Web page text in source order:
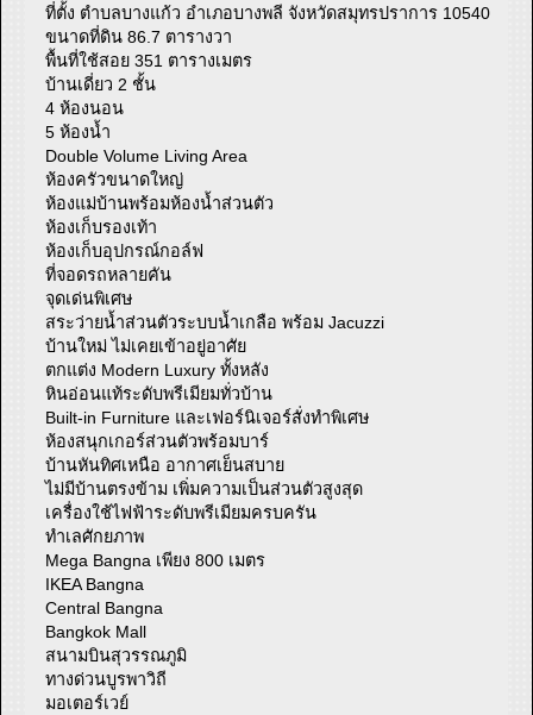
ที่ตั้ง ตำบลบางแก้ว อำเภอบางพลี จังหวัดสมุทรปราการ 10540
ขนาดที่ดิน 86.7 ตารางวา
พื้นที่ใช้สอย 351 ตารางเมตร
บ้านเดี่ยว 2 ชั้น
4 ห้องนอน
5 ห้องน้ำ
Double Volume Living Area
ห้องครัวขนาดใหญ่
ห้องแม่บ้านพร้อมห้องน้ำส่วนตัว
ห้องเก็บรองเท้า
ห้องเก็บอุปกรณ์กอล์ฟ
ที่จอดรถหลายคัน
จุดเด่นพิเศษ
สระว่ายน้ำส่วนตัวระบบน้ำเกลือ พร้อม Jacuzzi
บ้านใหม่ ไม่เคยเข้าอยู่อาศัย
ตกแต่ง Modern Luxury ทั้งหลัง
หินอ่อนแท้ระดับพรีเมียมทั่วบ้าน
Built-in Furniture และเฟอร์นิเจอร์สั่งทำพิเศษ
ห้องสนุกเกอร์ส่วนตัวพร้อมบาร์
บ้านหันทิศเหนือ อากาศเย็นสบาย
ไม่มีบ้านตรงข้าม เพิ่มความเป็นส่วนตัวสูงสุด
เครื่องใช้ไฟฟ้าระดับพรีเมียมครบครัน
ทำเลศักยภาพ
Mega Bangna เพียง 800 เมตร
IKEA Bangna
Central Bangna
Bangkok Mall
สนามบินสุวรรณภูมิ
ทางด่วนบูรพาวิถี
มอเตอร์เวย์